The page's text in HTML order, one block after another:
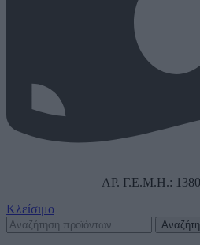
ΑΡ. Γ.Ε.Μ.Η.:
Κλείσιμο